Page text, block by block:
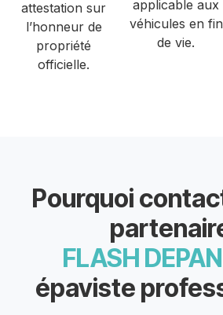
attestation sur
l’honneur de
propriété
officielle.
applicable aux
véhicules en fin
de vie.
Pourquoi
FLASH
épaviste